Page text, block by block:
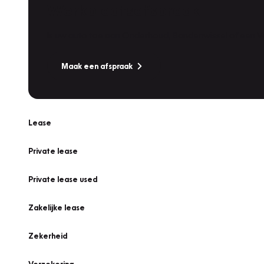
Maak een afspraak
Lease
Private lease
Private lease used
Zakelijke lease
Zekerheid